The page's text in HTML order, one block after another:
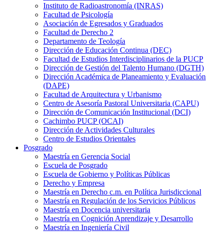
Instituto de Radioastronomía (INRAS)
Facultad de Psicología
Asociación de Egresados y Graduados
Facultad de Derecho 2
Departamento de Teología
Dirección de Educación Continua (DEC)
Facultad de Estudios Interdisciplinarios de la PUCP
Dirección de Gestión del Talento Humano (DGTH)
Dirección Académica de Planeamiento y Evaluación
(DAPE)
Facultad de Arquitectura y Urbanismo
Centro de Asesoría Pastoral Universitaria (CAPU)
Dirección de Comunicación Institucional (DCI)
Cachimbo PUCP (OCAI)
Dirección de Actividades Culturales
Centro de Estudios Orientales
Posgrado
Maestría en Gerencia Social
Escuela de Posgrado
Escuela de Gobierno y Políticas Públicas
Derecho y Empresa
Maestría en Derecho c.m. en Política Jurisdiccional
Maestría en Regulación de los Servicios Públicos
Maestría en Docencia universitaria
Maestría en Cognición Aprendizaje y Desarrollo
Maestría en Ingeniería Civil